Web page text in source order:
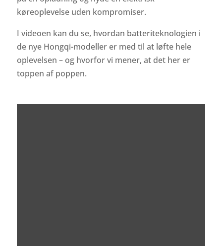
køreoplevelse uden kompromiser.
I videoen kan du se, hvordan batteriteknologien i
de nye Hongqi-modeller er med til at løfte hele
oplevelsen – og hvorfor vi mener, at det her er
toppen af poppen.